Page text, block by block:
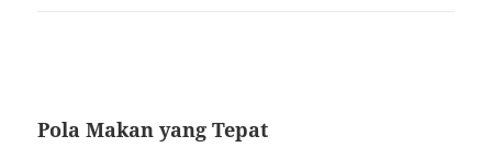
Pola Makan yang Tepat